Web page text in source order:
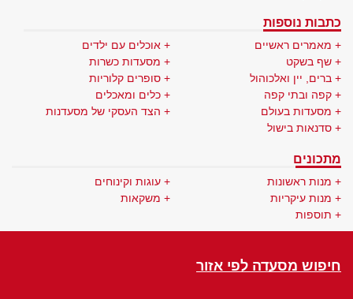
כתבות נוספות
מאמרים ראשיים
שף בשקט
ברים, יין ואלכוהול
קפה ובתי קפה
מסעדות בעולם
סדנאות בישול
אוכלים עם ילדים
מסעדות כשרות
סופרים קלוריות
כלים ומאכלים
הצד העסקי של מסעדנות
מתכונים
מנות ראשונות
מנות עיקריות
תוספות
עוגות וקינוחים
משקאות
חיפוש מסעדה לפי אזור